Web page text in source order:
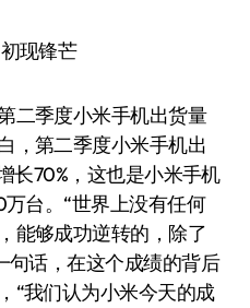
现锋芒
二季度小米手机出货量
，第二季度小米手机出
长70%，这也是小米手机
台。“世界上没有任何
能够成功逆转的，除了
句话，在这个成绩的背后
“我们认为小米今天的成